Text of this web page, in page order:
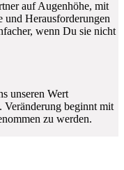
auf Augenhöhe, mit
und Herausforderungen
wenn Du sie nicht
unseren Wert
Veränderung beginnt mit
zu werden.